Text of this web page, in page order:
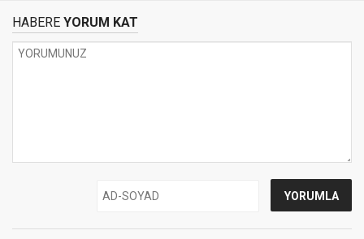
HABERE YORUM KAT